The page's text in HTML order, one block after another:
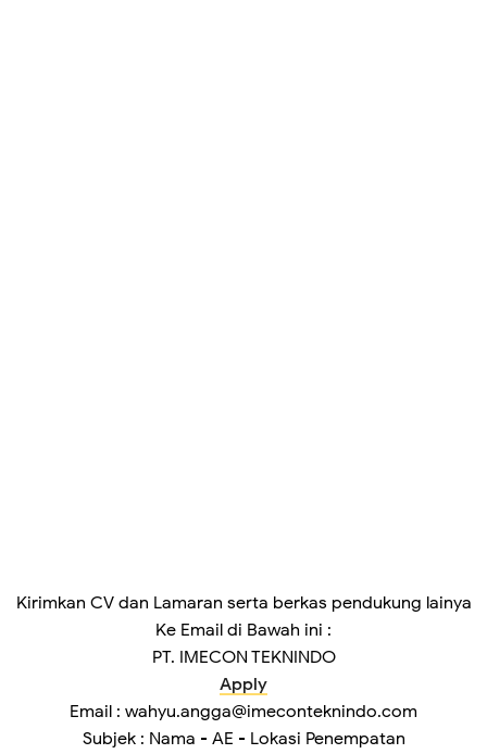
Kirimkan CV dan Lamaran serta berkas pendukung lainya
Ke Email di Bawah ini :
PT. IMECON TEKNINDO
Apply
Email : wahyu.angga@imeconteknindo.com
Subjek : Nama - AE - Lokasi Penempatan